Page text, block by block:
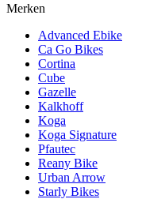
Merken
Advanced Ebike
Ca Go Bikes
Cortina
Cube
Gazelle
Kalkhoff
Koga
Koga Signature
Pfautec
Reany Bike
Urban Arrow
Starly Bikes